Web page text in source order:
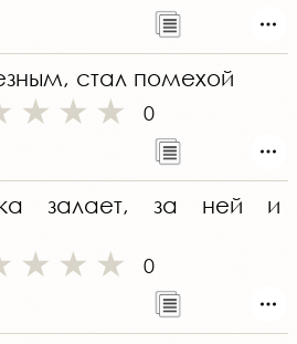
стал помехой
0
залает, за ней и
0